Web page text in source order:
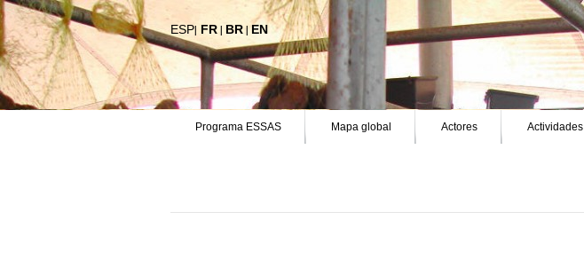
ESP| FR| BR| EN
Programa ESSAS Mapa global Actores Actividades